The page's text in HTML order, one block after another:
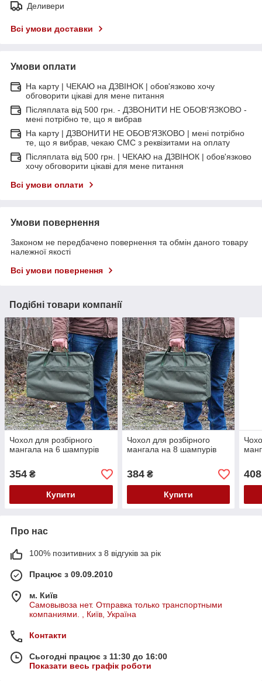
Деливери
Всі умови доставки
Умови оплати
На карту | ЧЕКАЮ на ДЗВІНОК | обов'язково хочу
обговорити цікаві для мене питання
Післяплата від 500 грн. - ДЗВОНИТИ НЕ ОБОВ'ЯЗКОВО -
мені потрібно те, що я вибрав
На карту | ДЗВОНИТИ НЕ ОБОВ'ЯЗКОВО | мені потрібно
те, що я вибрав, чекаю СМС з реквізитами на оплату
Післяплата від 500 грн. | ЧЕКАЮ на ДЗВІНОК | обов'язково
хочу обговорити цікаві для мене питання
Всі умови оплати
Умови повернення
Законом не передбачено повернення та обмін даного товару
належної якості
Всі умови повернення
Подібні товари компанії
Чохол для розбірного
мангала на 6 шампурів
354 ₴
Купити
Чохол для розбірного
мангала на 8 шампурів
384₴
Купити
408
Про нас
100% позитивних з 8 відгуків за рік
Працює з 09.09.2010
м. Київ
Самовывоза нет. Отправка только транспортными
компаниями. , Київ, Україна
Контакти
Сьогодні працює з 11:30 до 16:00
Показати весь графік роботи